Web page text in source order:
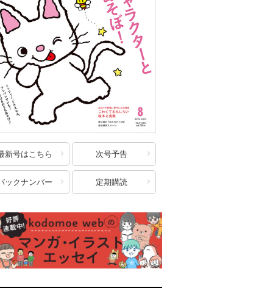
新号はこちら 次号予告
ックナンバー 定期購読